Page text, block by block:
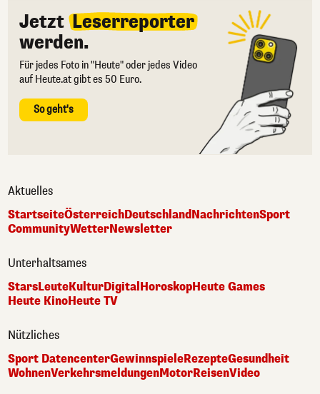
Jetzt Leserreporter
werden.
Für jedes Foto in "Heute" oder jedes Video
auf Heute.at gibt es 50 Euro.
So geht's
Aktuelles
StartseiteÖsterreichDeutschlandNachrichtenSport
CommunityWetterNewsletter
Unterhaltsames
StarsLeuteKulturDigital HoroskopHeute Games
Heute KinoHeute TV
Nützliches
Sport DatencenterGewinnspieleRezepteGesundheit
WohnenVerkehrsmeldungenMotorReisenVideo